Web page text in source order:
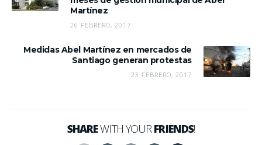
Martínez
26 FEBRERO, 2017
Medidas Abel Martínez en mercados de
Santiago generan protestas
23 FEBRERO, 2017
SHAREWITH YOURFRIENDS!